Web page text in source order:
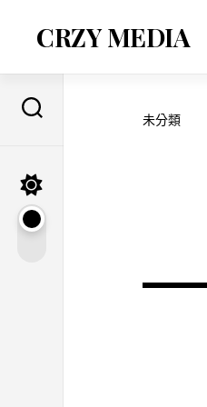
contentCRZY MEDIA
未分類